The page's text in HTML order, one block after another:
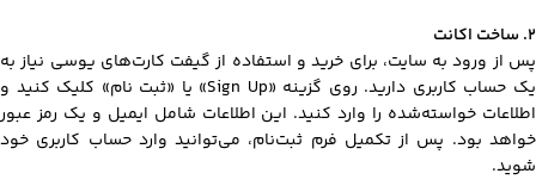
۲. ساخت اکانت
پس از ورود به سایت، برای خرید و استفاده از گیفت کارت‌های یوسی نیاز به
یک حساب کاربری دارید. روی گزینه «Sign Up» یا «ثبت نام» کلیک کنید و
اطلاعات خواسته‌شده را وارد کنید. این اطلاعات شامل ایمیل و یک رمز عبور
خواهد بود. پس از تکمیل فرم ثبت‌نام، می‌توانید وارد حساب کاربری خود
شوید.